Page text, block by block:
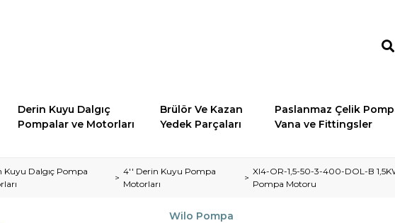
Derin Kuyu Dalgıç
Pompalar ve Motorları
Brülör Ve Kazan
Yedek Parçaları
Paslanmaz Çelik
Vana ve Fittingsler
Kuyu Dalgıç Pompa
4'' Derin Kuyu Pompa
Motorları
XI4-OR-1,5-50-3-400-DOL-B
Pompa Motoru
Wilo Pompa